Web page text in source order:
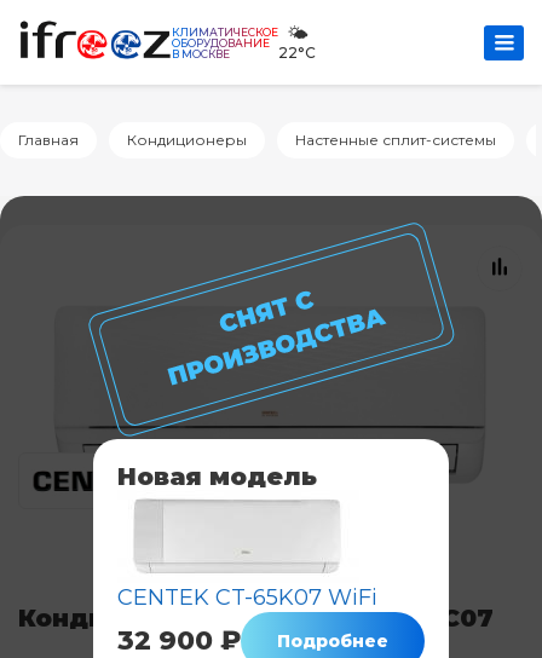
КЛИМАТИЧЕСКОЕ
ОБОРУДОВАНИЕ
В МОСКВЕ
🌤️
22°C
Главная Кондиционеры Настенные сплит-системы
Кондиционер CENTEK CT-65FDC07
Новая модель
CENTEK CT-65K07 WiFi
32 900 ₽ Подробнее